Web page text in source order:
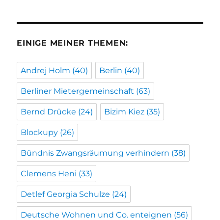
EINIGE MEINER THEMEN:
Andrej Holm (40) Berlin (40)
Berliner Mietergemeinschaft (63)
Bernd Drücke (24) Bizim Kiez (35)
Blockupy (26)
Bündnis Zwangsräumung verhindern (38)
Clemens Heni (33)
Detlef Georgia Schulze (24)
Deutsche Wohnen und Co. enteignen (56)